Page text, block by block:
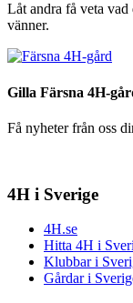
Låt andra få veta vad
vänner.
Gilla Färsna 4H-
Få nyheter från oss
4H i Sverige
4H.se
Hitta 4H i
Klubbar i
Gårdar i